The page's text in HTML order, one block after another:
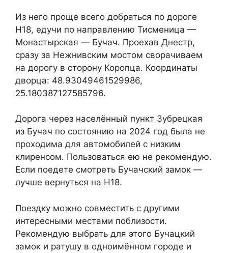
Из него проще всего добраться по дороге
Н18, едучи по направлению Тисменица —
Монастырская — Бучач. Проехав Днестр,
сразу за Нежнивским мостом сворачиваем
на дорогу в сторону Коропца. Координаты
дворца: 48.93049461529986,
25.180387127585796.
Дорога через населённый пункт Зубрецкая
из Бучач по состоянию на 2024 год была не
проходима для автомобилей с низким
клиренсом. Пользоваться ею не рекомендую.
Если поедете смотреть Бучачский замок —
лучше вернуться на Н18.
Поездку можно совместить с другими
интересными местами поблизости.
Рекомендую выбрать для этого Бучацкий
замок и ратушу в одноимённом городе и